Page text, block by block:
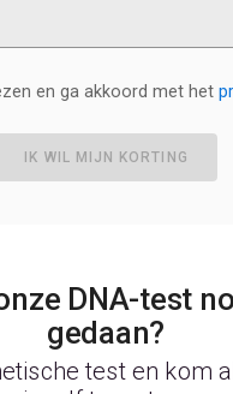
en ga akkoord met het
IK WIL MIJN KORTING
DNA-test
gedaan?
test en kom